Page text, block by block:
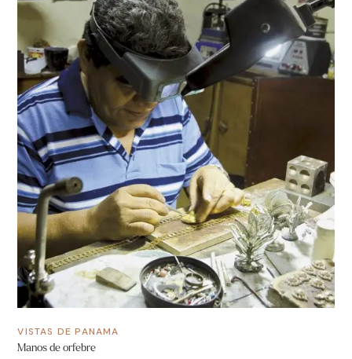
VISTAS DE PANAMA
Manos de orfebre